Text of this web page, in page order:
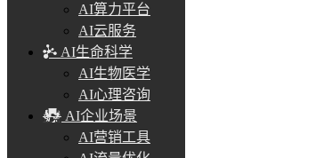
AI算力平台
AI云服务
AI生命科学
AI生物医学
AI心理咨询
AI企业场景
AI营销工具